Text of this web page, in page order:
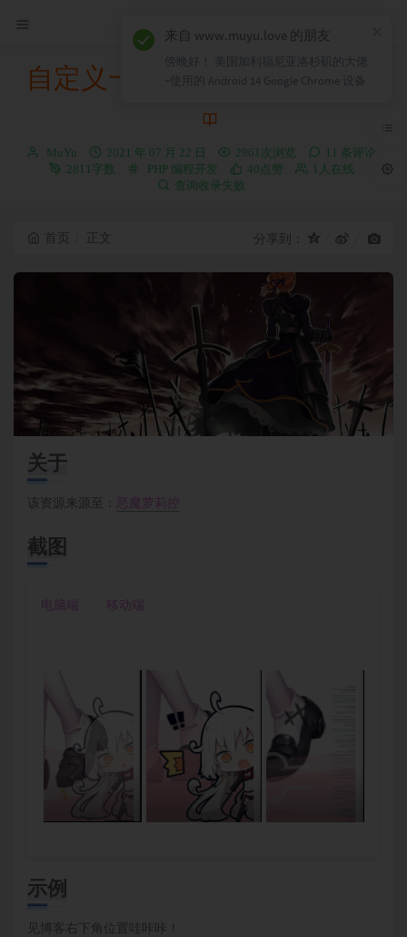
自定义一个萌萌哒返回顶部
博
主：
MuYu
发
布
2021 年 07 月 22 日 2961次浏览
11 条评论
2811字数
分
类：
PHP 编程开发 40点赞
1人在线
查询收录失败
首页 正文 分享到：
关于
该资源来源至： 恶魔萝莉控
截图
电脑端 移动端
示例
见博客右下角位置哇咔咔！
来自 www.muyu.love 的朋友
傍晚好！ 美国加利福尼亚洛杉矶的大佬
~使用的 Android 14 Google Chrome 设备